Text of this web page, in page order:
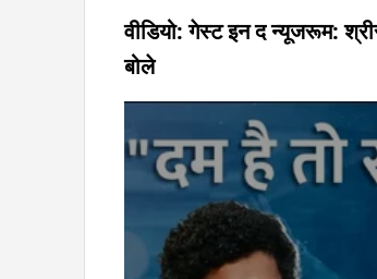
वीडियो: गेस्ट इन द न्यूजरूम:
बोले